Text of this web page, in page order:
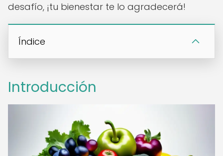
desafío, ¡tu bienestar te lo agradecerá!
Índice
Introducción